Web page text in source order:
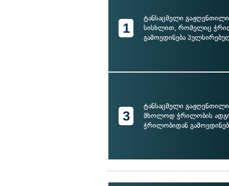
1
ტანსაცმელი
სისხლით, რომელიც
გამოედინება
3
ტანსაცმელი
მხოლოდ ჭრილობის
ჭრილობიდან